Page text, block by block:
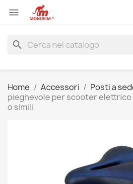

search
Home Accessori Posti a
pieghevole per scooter elettrico
o simili